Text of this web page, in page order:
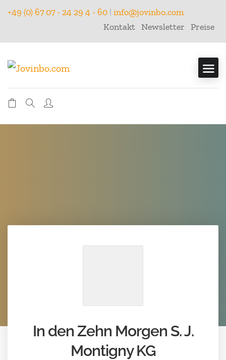
+49 (0) 67 07 - 24 29 4 - 60 info@jovinbo.com
Kontakt Newsletter Preise
In den Zehn Morgen S. J.
Montigny KG